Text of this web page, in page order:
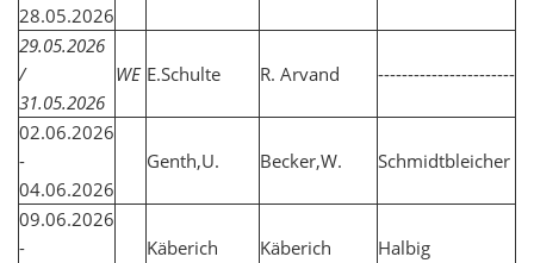
28.05.2026
29.05.2026
/
31.05.2026
WE E.Schulte R. Arvand -----------------------
02.06.2026
-
04.06.2026
Genth,U. Becker,W. Schmidtbleicher
09.06.2026
-
Käberich Käberich Halbig